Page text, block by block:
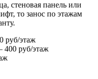
стеновая панель или
то занос по этажам
руб/этаж
400 руб/этаж